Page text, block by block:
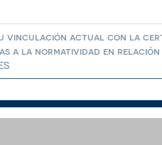
vinculación actual con la
a la normatividad en